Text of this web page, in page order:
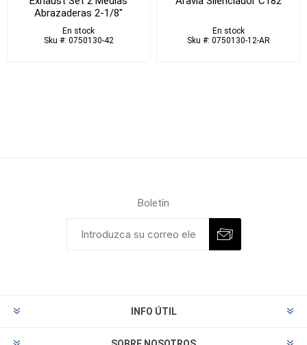
Abrazaderas 2-1/8"
En stock
Sku #: 0750130-42
En stock
Sku #: 0750130-12-AR
Boletín
INFO ÚTIL